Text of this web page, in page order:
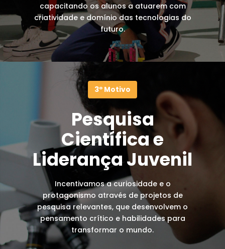
capacitando os alunos a atuarem com
criatividade e domínio das tecnologias do
futuro.
3º Motivo
Pesquisa
Científica e
Liderança Juvenil
Incentivamos a curiosidade e o
protagonismo através de projetos de
pesquisa relevantes, que desenvolvem o
pensamento crítico e habilidades para
transformar o mundo.